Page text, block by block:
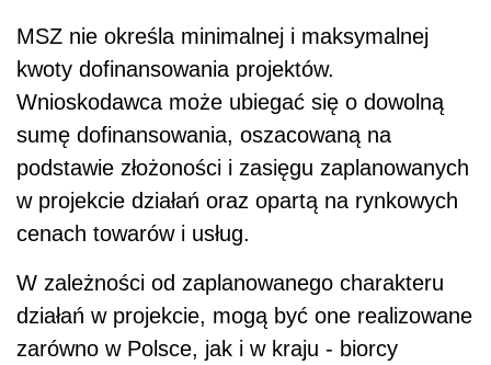
MSZ nie określa minimalnej i maksymalnej
kwoty dofinansowania projektów.
Wnioskodawca może ubiegać się o dowolną
sumę dofinansowania, oszacowaną na
podstawie złożoności i zasięgu zaplanowanych
w projekcie działań oraz opartą na rynkowych
cenach towarów i usług.
W zależności od zaplanowanego charakteru
działań w projekcie, mogą być one realizowane
zarówno w Polsce, jak i w kraju - biorcy